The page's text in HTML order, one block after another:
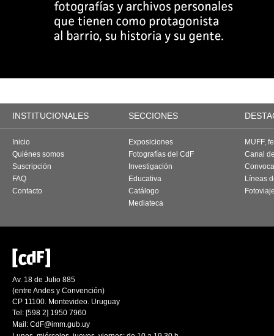
INSTITUCIONALES SECCIONES
Inicio
Quiénes somos
Suscripción
FAQ
Contacto
Exposiciones
Fotografías del CdF
Investigación
Educativa
Catálogo
Mediateca
MUFF,
Canal
Líneas
Av. 18 de Julio 885
(entre Andes y Convención)
CP 11100. Montevideo. Uruguay
Tel: [598 2] 1950 7960
Mail: CdF@imm.gub.uy